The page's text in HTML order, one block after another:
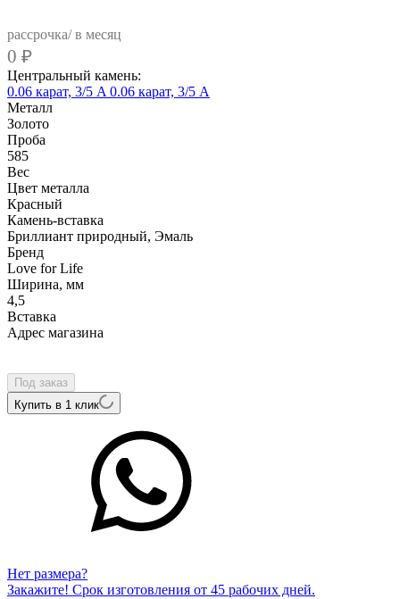
рассрочка/ в месяц
0 ₽
Центральный камень:
0.06 карат, 3/5 A 0.06 карат, 3/5 А
Металл
Золото
Проба
585
Вес
Цвет металла
Красный
Камень-вставка
Бриллиант природный, Эмаль
Бренд
Love for Life
Ширина, мм
4,5
Вcтавка
Адрес магазина
Под заказ
Купить в 1 клик
Нет размера?
Закажите! Срок изготовления от 45 рабочих дней.